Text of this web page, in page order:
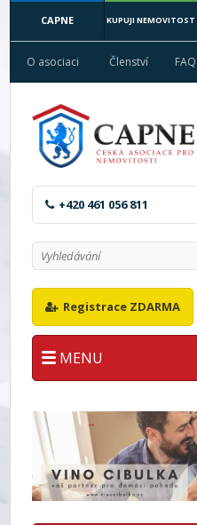
CAPNE KUPUJI NEMOVITOST
O asociaci Členství FAQ
+420 461 056 811
Registrace ZDARMA
MENU